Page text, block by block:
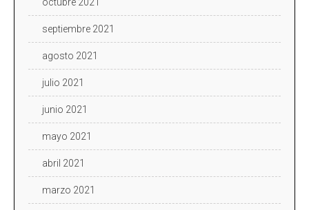
septiembre 2021
agosto 2021
julio 2021
junio 2021
mayo 2021
abril 2021
marzo 2021